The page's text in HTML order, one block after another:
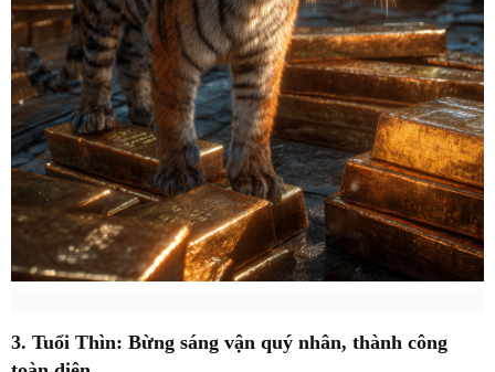
3. Tuổi Thìn: Bừng sáng vận quý nhân, thành công